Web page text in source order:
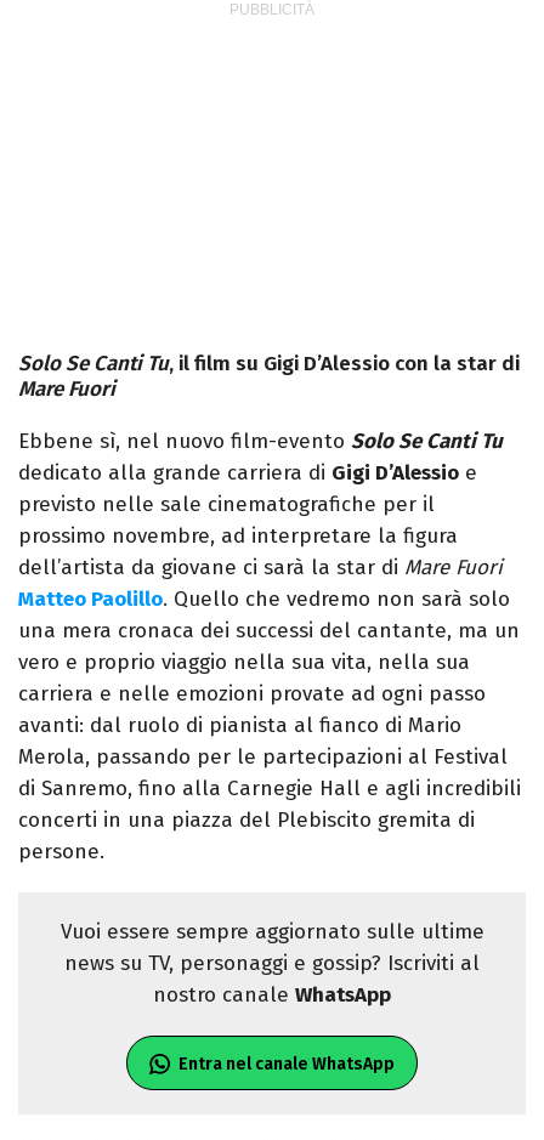
Solo Se Canti Tu, il film su Gigi D’Alessio con la star di
Mare Fuori
Ebbene sì, nel nuovo film-evento Solo Se Canti Tu
dedicato alla grande carriera di Gigi D’Alessio e
previsto nelle sale cinematografiche per il
prossimo novembre, ad interpretare la figura
dell’artista da giovane ci sarà la star di Mare Fuori
Matteo Paolillo. Quello che vedremo non sarà solo
una mera cronaca dei successi del cantante, ma un
vero e proprio viaggio nella sua vita, nella sua
carriera e nelle emozioni provate ad ogni passo
avanti: dal ruolo di pianista al fianco di Mario
Merola, passando per le partecipazioni al Festival
di Sanremo, fino alla Carnegie Hall e agli incredibili
concerti in una piazza del Plebiscito gremita di
persone.
Vuoi essere sempre aggiornato sulle ultime
news su TV, personaggi e gossip? Iscriviti al
nostro canale WhatsApp
Entra nel canale WhatsApp